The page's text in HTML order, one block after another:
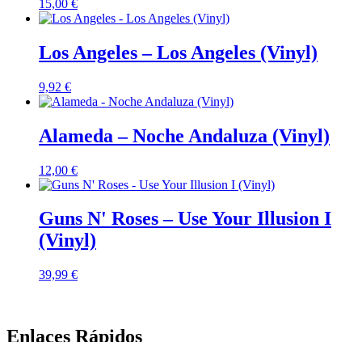
15,00 €
Los Angeles – Los Angeles (Vinyl)
9,92 €
Alameda – Noche Andaluza (Vinyl)
12,00 €
Guns N' Roses – Use Your Illusion I
(Vinyl)
39,99 €
Enlaces Rápidos